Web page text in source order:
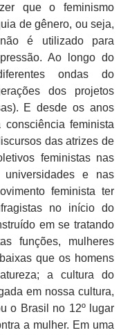
que o feminismo
de gênero, ou seja,
é utilizado para
Ao longo do
ondas do
dos projetos
E desde os anos
feminista
das atrizes de
feministas nas
e nas
feminista ter
no início do
em se tratando
funções, mulheres
que os homens
a cultura do
em nossa cultura,
o Brasil no 12º lugar
a mulher. Em uma